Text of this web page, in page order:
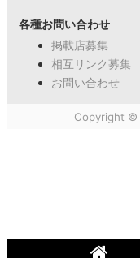
各種お問い合わせ
掲載店募集
相互リンク募集
お問い合わせ
Copyright ©